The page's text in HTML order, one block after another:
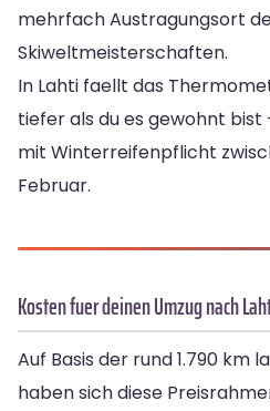
mehrfach Austragungsort
Skiweltmeisterschaften.
In Lahti faellt das
tiefer als du es gewohnt
mit Winterreifenpflicht
Februar.
Kosten fuer deinen Umzug nach
Auf Basis der rund 1.790 km
haben sich diese